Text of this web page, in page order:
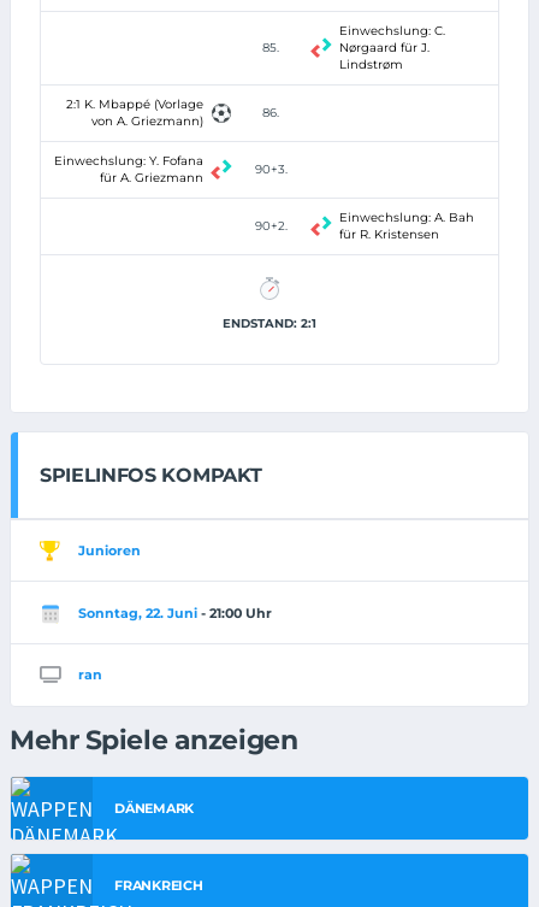
85.
Einwechslung: C.
Nørgaard für J.
Lindstrøm
2:1 K. Mbappé (Vorlage
von A. Griezmann)
86.
Einwechslung: Y. Fofana
für A. Griezmann
90+3.
90+2.
Einwechslung: A. Bah
für R. Kristensen
ENDSTAND: 2:1
SPIELINFOS KOMPAKT
Junioren
Sonntag, 22. Juni - 21:00 Uhr
ran
Mehr Spiele anzeigen
DÄNEMARK
FRANKREICH